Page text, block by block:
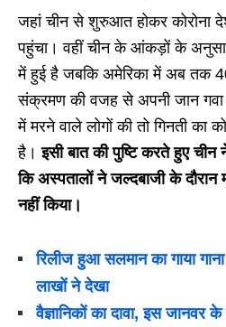
जहां चीन से शुरुआत होकर कोरोना
पहुंचा। वहीं चीन के आंकड़ों के
में हुई है जबकि अमेरिका में अब तक
संक्रमण की वजह से अपनी जान
में मरने वाले लोगों की तो गिनती का
है।इसी बात की पुष्टि करते हुए
कि अस्पतालों ने जल्दबाजी के दौरान
नहीं किया।
रिलीज हुआ सलमान का गाया
लाखों ने देखा
वैज्ञानिकों का दावा, इस